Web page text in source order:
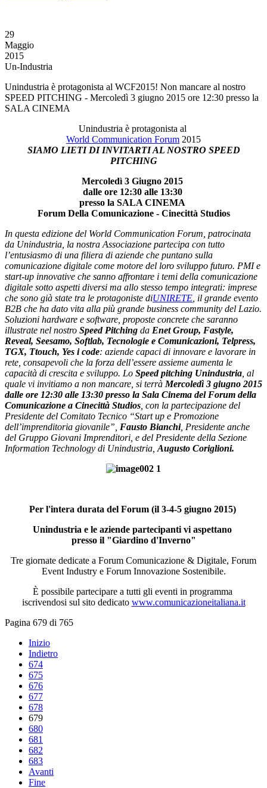
29
Maggio
2015
Un-Industria
Unindustria è protagonista al WCF2015! Non mancare al nostro
SPEED PITCHING - Mercoledì 3 giugno 2015 ore 12:30 presso la
SALA CINEMA
Unindustria è protagonista al
World Communication Forum 2015
SIAMO LIETI DI INVITARTI AL NOSTRO SPEED
PITCHING
Mercoledì 3 Giugno 2015
dalle ore 12:30 alle 13:30
presso la SALA CINEMA
Forum Della Comunicazione - Cinecittà Studios
In questa edizione del World Communication Forum patrocinata
da Unindustria, la nostra Associazione partecipa con tutto
l’entusiasmo di una filiera di aziende che puntano sulla
comunicazione digitale come motore del loro sviluppo futuro. PMI e
start-up innovative che sanno affrontare i temi della comunicazione
digitale sotto aspetti diversi ma allo stesso tempo integrati: imprese
che sono già state tra le protagoniste diUNIRETE , il grande evento
B2B che ha dato vita alla più grande business community del Lazio.
Soluzioni hardware e software, proposte concrete che saranno
illustrate nel nostro Speed Pitching da Enet Group, Fastyle,
Reveal, Seesamo, Softlab, Tecnologie e Comunicazioni, Telpress,
TGX, Ttouch, Yes i code: aziende capaci di innovare e lavorare in
rete, consapevoli che la forza dell’essere assieme aumenta le
capacità di crescita e sviluppo. Lo Speed pitching Unindustria , al
quale vi invitiamo a non mancare, si terrà Mercoledì 3 giugno 2015
dalle ore 12:30 alle 13:30 presso la Sala Cinema del Forum della
Comunicazione a Cinecittà Studios , con la partecipazione del
Presidente del Comitato Tecnico “Start up e Promozione
dell’imprenditoria giovanile”, Fausto Bianchi, Presidente anche
del Gruppo Giovani Imprenditori, e del Presidente della Sezione
Information Technology di Unindustria, Augusto Coriglioni.
Per l'intera durata del Forum (il 3-4-5 giugno 2015)
Unindustria e le aziende partecipanti vi aspettano
presso il "Giardino d'Inverno"
Tre giornate dedicate a Forum Comunicazione & Digitale, Forum
Event Industry e Forum Innovazione Sostenibile.
È possibile partecipare a tutti gli eventi in programma
iscrivendosi sul sito dedicato www.comunicazioneitaliana.it
Pagina 679 di 765
Inizio
Indietro
674
675
676
677
678
679
680
681
682
683
Avanti
Fine